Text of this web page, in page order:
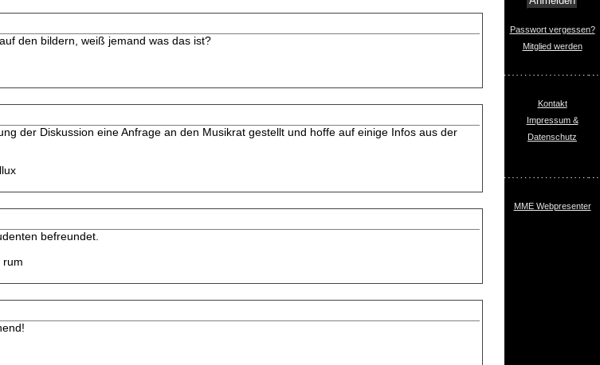
Passwort vergessen?
Mitglied werden
Kontakt
Impressum &
Datenschutz
MME Webpresenter
den bildern, weiß jemand was das ist?
der Diskussion eine Anfrage an den Musikrat gestellt und hoffe auf einige Infos aus der
befreundet.
rum